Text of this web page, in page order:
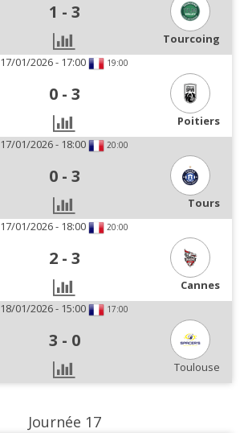
1 - 3
Tourcoing
17/01/2026 - 17:00
19:00
0 - 3
Poitiers
17/01/2026 - 18:00
20:00
0 - 3
Tours
17/01/2026 - 18:00
20:00
2 - 3
Cannes
18/01/2026 - 15:00
17:00
3 - 0
Toulouse
Journée 17